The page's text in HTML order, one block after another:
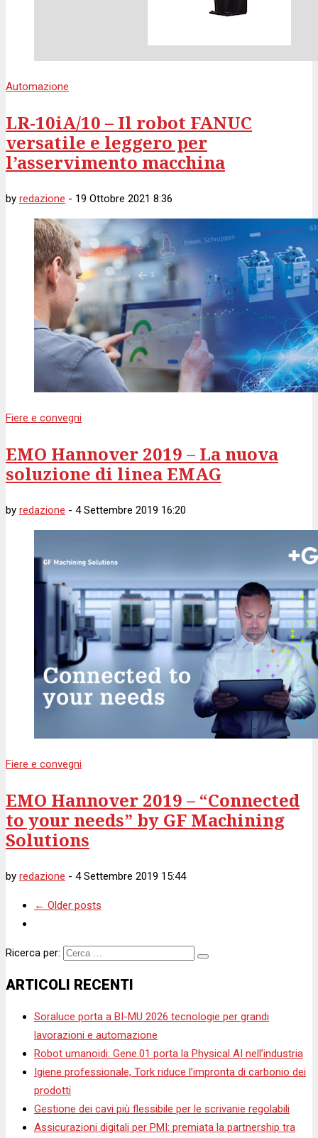
Automazione
LR-10iA/10 – Il robot FANUC
versatile e leggero per
l’asservimento macchina
by redazione - 19 Ottobre 2021 8:36
Fiere e convegni
EMO Hannover 2019 – La nuova
soluzione di linea EMAG
by redazione - 4 Settembre 2019 16:20
Fiere e convegni
EMO Hannover 2019 – “Connected
to your needs” by GF Machining
Solutions
by redazione - 4 Settembre 2019 15:44
← Older posts
Ricerca per:
ARTICOLI RECENTI
Soraluce porta a BI-MU 2026 tecnologie per grandi
lavorazioni e automazione
Robot umanoidi: Gene.01 porta la Physical AI nell’industria
Igiene professionale, Tork riduce l’impronta di carbonio dei
prodotti
Gestione dei cavi più flessibile per le scrivanie regolabili
Assicurazioni digitali per PMI: premiata la partnership tra